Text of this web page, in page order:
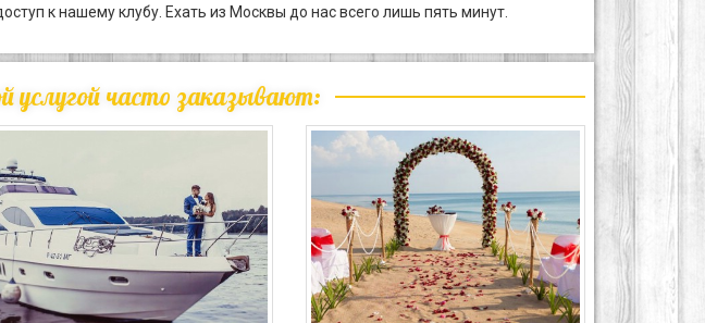
к нашему клубу. Ехать из Москвы до нас всего лишь пять минут.
услугой часто заказывают: